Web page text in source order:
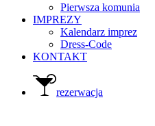
Pierwsza komunia
IMPREZY
Kalendarz imprez
Dress-Code
KONTAKT
rezerwacja